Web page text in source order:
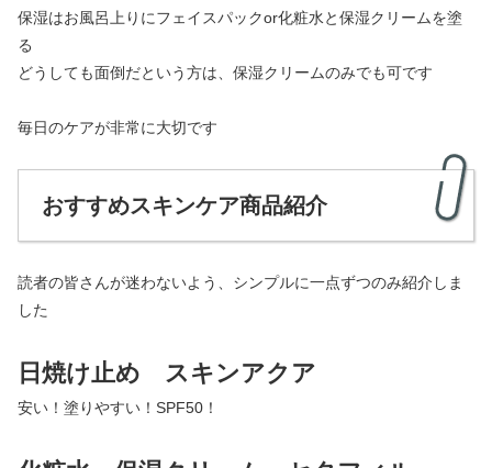
保湿はお風呂上りにフェイスパックor化粧水と保湿クリームを塗
る
どうしても面倒だという方は、保湿クリームのみでも可です
毎日のケアが非常に大切です
おすすめスキンケア商品紹介
読者の皆さんが迷わないよう、シンプルに一点ずつのみ紹介しま
した
日焼け止め スキンアクア
安い！塗りやすい！SPF50！